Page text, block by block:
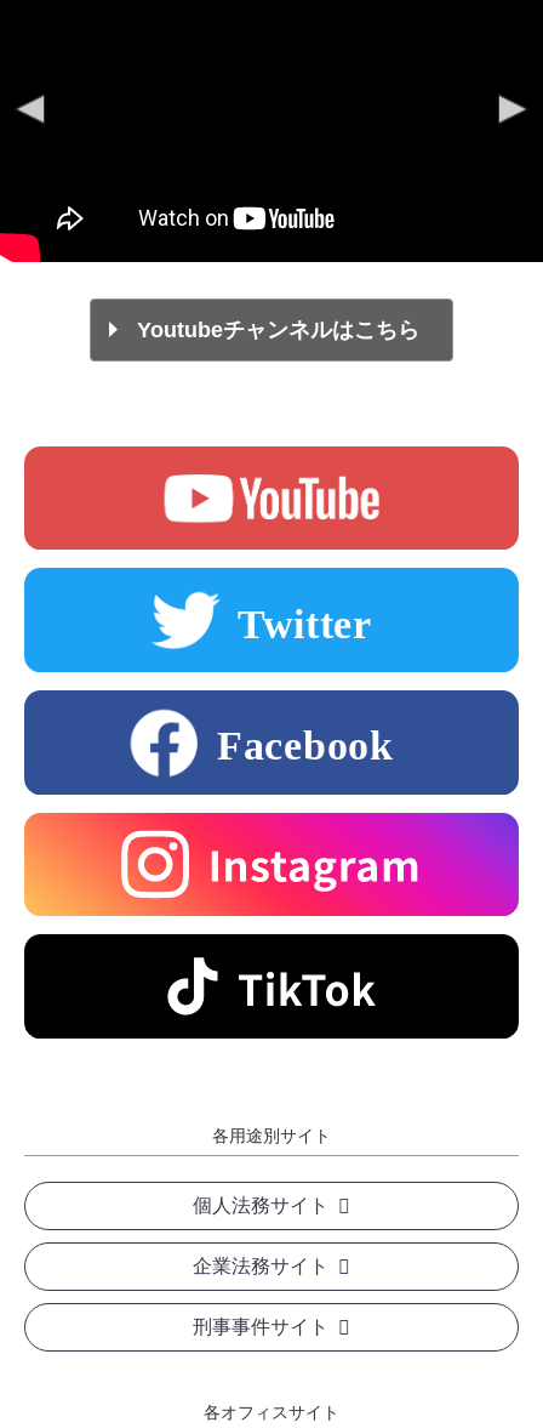
Youtubeチャンネルはこちら
各用途別サイト
個人法務サイト
企業法務サイト
刑事事件サイト
各オフィスサイト